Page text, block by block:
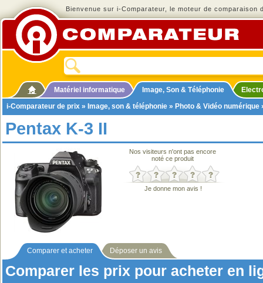
Bienvenue sur i-Comparateur, le moteur de comparaison
Matériel informatique Image, Son & Téléphonie
i-Comparateur de prix » Image, son & téléphonie » Photo & Vidéo numérique
Pentax K-3 II
Nos visiteurs n'ont pas encore
noté ce produit
Je donne mon avis !
Comparer et acheter Déposer un avis
Comparer les prix pour acheter en